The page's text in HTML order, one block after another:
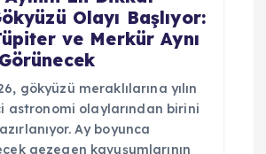
Olayı Başlıyor:
ve Merkür Aynı
gökyüzü meraklılarına yılın
astronomi olaylarından birini
Ay boyunca
gezegen kavuşumlarının